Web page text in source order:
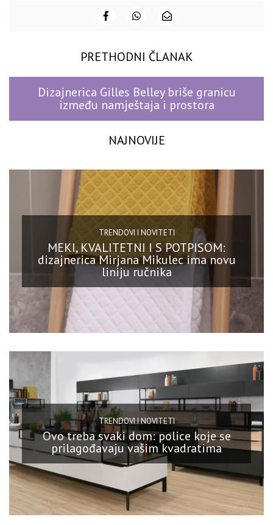
PRETHODNI ČLANAK
Dizajnerica Gilles Belley briše granicu
između namještaja i prostora
NAJNOVIJE
TRENDOVI I NOVITETI
MEKI, KVALITETNI I S POTPISOM:
dizajnerica Mirjana Mikulec ima novu
liniju ručnika
TRENDOVI I NOVITETI
Ovo treba svaki dom: police koje se
prilagođavaju vašim kvadratima